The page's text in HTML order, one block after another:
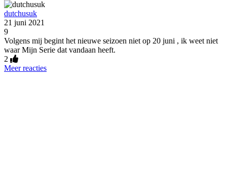
dutchusuk
21 juni 2021
9
Volgens mij begint het nieuwe seizoen niet op 20 juni , ik weet niet
waar Mijn Serie dat vandaan heeft.
2
Meer reacties